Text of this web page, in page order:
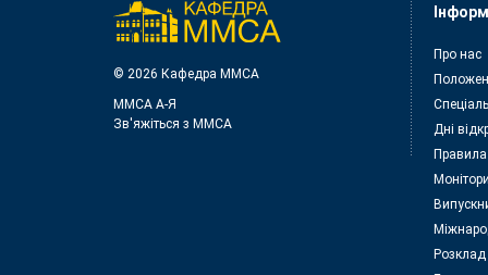
© 2026 Кафедра ММСА
ММСА A-Я
Зв'яжіться з MMСА
Про нас
Дні
Розклад